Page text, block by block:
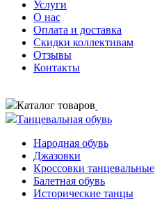
Услуги
О нас
Оплата и доставка
Скидки коллективам
Отзывы
Контакты
Каталог товаров
Танцевальная обувь
Народная обувь
Джазовки
Кроссовки танцевальные
Балетная обувь
Исторические танцы